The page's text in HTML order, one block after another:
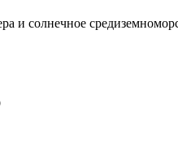
и солнечное